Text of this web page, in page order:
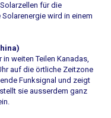
für die
wird in einem
weiten Teilen Kanadas,
auf die örtliche Zeitzone
Funksignal und zeigt
sie ausserdem ganz